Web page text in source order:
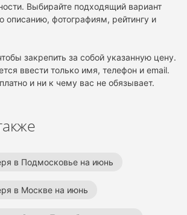
Выбирайте подходящий вариант
описанию, фотографиям, рейтингу и
закрепить за собой указанную цену.
ввести только имя, телефон и email.
и ни к чему вас не обязывает.
в Подмосковье на июнь
в Москве на июнь